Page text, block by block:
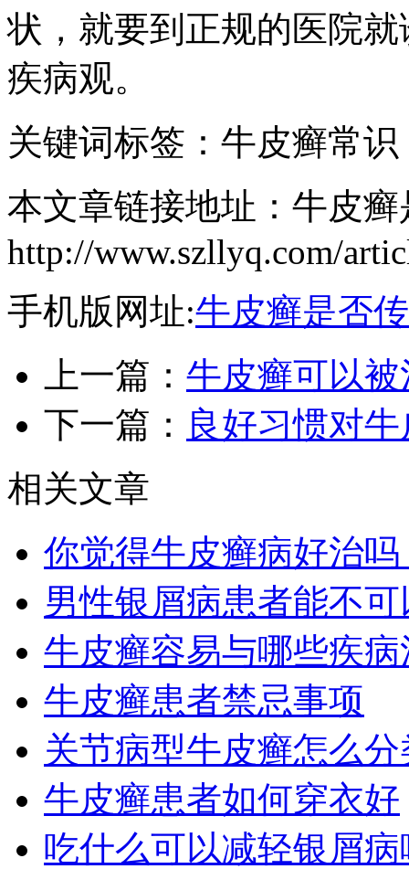
状，就要到正规的医院
疾病观。
关键词标签：牛皮癣常识
本文章链接地址：牛皮
http://www.szllyq.com/
手机版网址:牛皮癣是否
上一篇： 牛皮癣可以
下一篇： 良好习惯对
相关文章
你觉得牛皮癣病好治
男性银屑病患者能不
牛皮癣容易与哪些疾病
牛皮癣患者禁忌事项
关节病型牛皮癣怎么
牛皮癣患者如何穿衣好
吃什么可以减轻银屑病